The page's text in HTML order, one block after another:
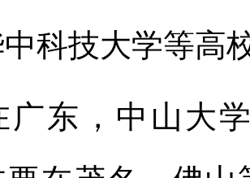
科技大学等高
，中山大学